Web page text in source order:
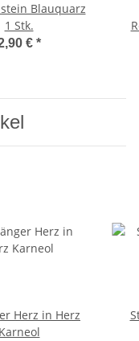
Blauquarz
1 Stk.
€ *
Herz in Herz
Karneol